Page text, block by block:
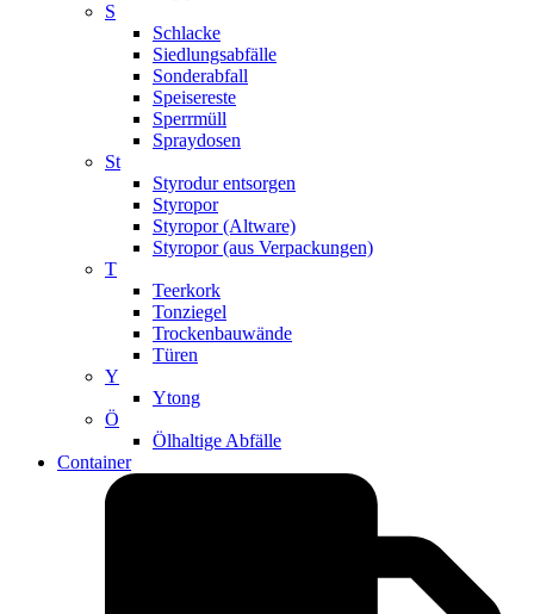
S
Schlacke
Siedlungsabfälle
Sonderabfall
Speisereste
Sperrmüll
Spraydosen
St
Styrodur entsorgen
Styropor
Styropor (Altware)
Styropor (aus Verpackungen)
T
Teerkork
Tonziegel
Trockenbauwände
Türen
Y
Ytong
Ö
Ölhaltige Abfälle
Container